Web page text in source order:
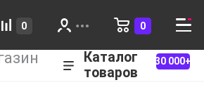
0 0
Каталог
товаров
30 000+